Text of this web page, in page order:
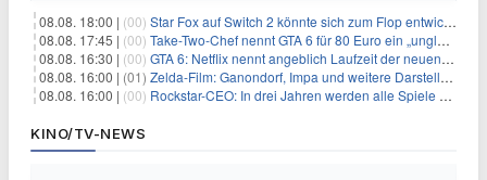
08.08. 18:00 | (00) Star Fox auf Switch 2 könnte sich zum Flop entwickeln
08.08. 17:45 | (00) Take-Two-Chef nennt GTA 6 für 80 Euro ein „unglaubliches Schnäppchen“
08.08. 16:30 | (00) GTA 6: Netflix nennt angeblich Laufzeit der neuen Gameplay-Präsentation
08.08. 16:00 | (01) Zelda-Film: Ganondorf, Impa und weitere Darsteller sollen feststehen
08.08. 16:00 | (00) Rockstar-CEO: In drei Jahren werden alle Spiele gestreamt
KINO/TV-NEWS